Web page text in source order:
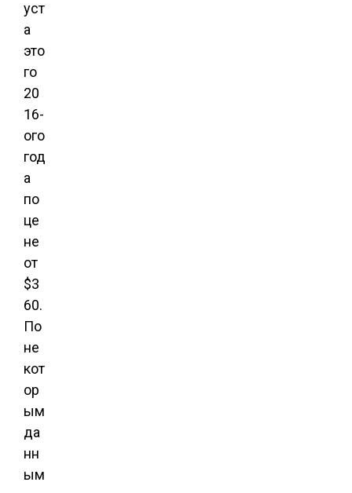
уст
а
это
го
20
16-
ого
год
а
по
це
не
от
$3
60.
По
не
кот
ор
ым
да
нн
ым